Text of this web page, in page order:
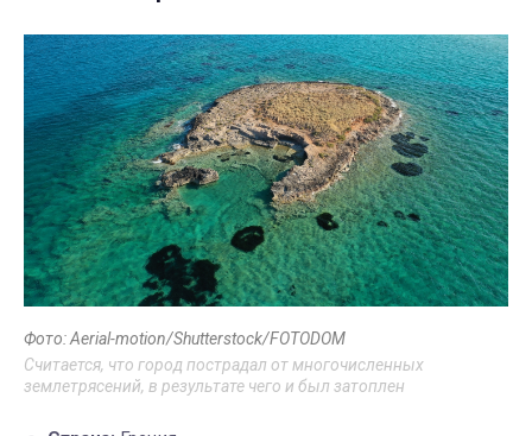
Фото: Aerial-motion/Shutterstock/FOTODOM
Считается, что город пострадал от многочисленных
землетрясений, в результате чего и был затоплен